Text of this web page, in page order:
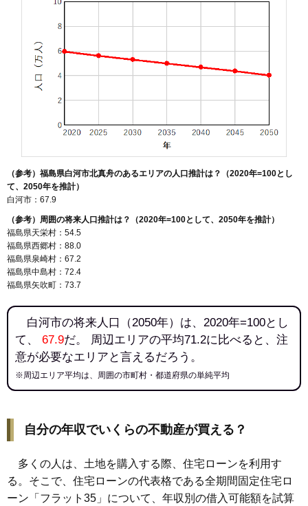
（参考）福島県白河市北真舟のあるエリアの人口推計は？（2020年=100とし
て、2050年を推計）
白河市：67.9
（参考）周囲の将来人口推計は？（2020年=100として、2050年を推計）
福島県天栄村：54.5
福島県西郷村：88.0
福島県泉崎村：67.2
福島県中島村：72.4
福島県矢吹町：73.7
白河市の将来人口（2050年）は、2020年=100とし
て、 67.9だ。 周辺エリアの平均71.2に比べると、注
意が必要なエリアと言えるだろう。
※周辺エリア平均は、周囲の市町村・都道府県の単純平均
自分の年収でいくらの不動産が買える？
多くの人は、土地を購入する際、住宅ローンを利用す
る。そこで、住宅ローンの代表格である全期間固定住宅ロ
ーン「フラット35」について、年収別の借入可能額を試算